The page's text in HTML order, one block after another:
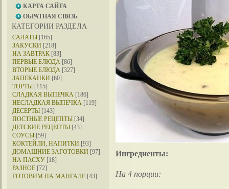
КАРТА САЙТА
ОБРАТНАЯ СВЯЗЬ
КАТЕГОРИИ РАЗДЕЛА
САЛАТЫ [165]
ЗАКУСКИ [218]
НА ЗАВТРАК [83]
ПЕРВЫЕ БЛЮДА [86]
ВТОРЫЕ БЛЮДА [327]
ЗАПЕКАНКИ [60]
ТОРТЫ [115]
СЛАДКАЯ ВЫПЕЧКА [186]
НЕСЛАДКАЯ ВЫПЕЧКА [119]
ДЕСЕРТЫ [143]
ПОСТНЫЕ РЕЦЕПТЫ [34]
ДЕТСКИЕ РЕЦЕПТЫ [43]
СОУСЫ [59]
КОКТЕЙЛИ, НАПИТКИ [93]
ДОМАШНИЕ ЗАГОТОВКИ [97]
НА ПАСХУ [18]
РАЗНОЕ [72]
ГОТОВИМ НА МАНГАЛЕ [43]
Ингредиенты:
На 4 порции: